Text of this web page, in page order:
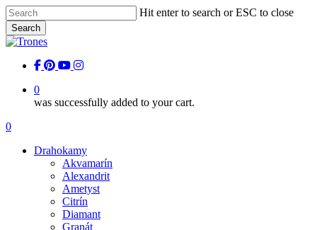
Skip
to
main
content
Hit enter to search or ESC to close
Search
Close
facebook
pinterest
youtubeinstagram
0
was successfully added to your cart.
Menu
0
Drahokamy
Akvamarín
Alexandrit
Ametyst
Citrín
Diamant
Granát